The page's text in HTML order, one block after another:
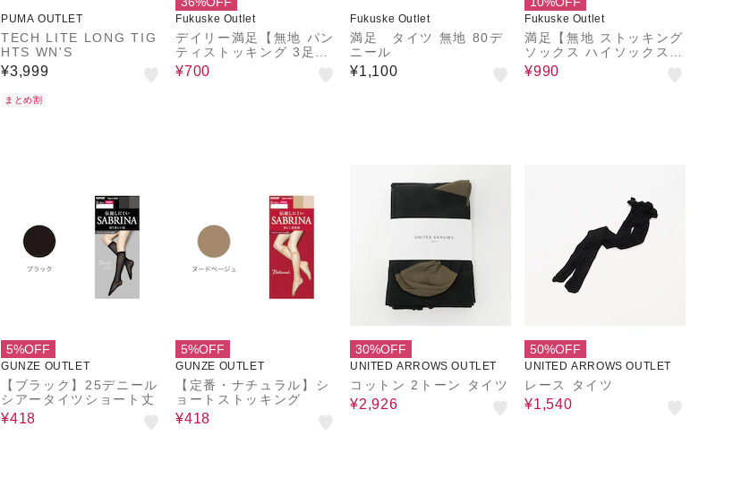
PUMA OUTLET
TECH LITE LONG TIG
HTS WN'S
¥3,999
まとめ割
Fukuske Outlet
デイリー満足【無地 パン
ティストッキング 3足組
SCYゾッキ】
¥700
Fukuske Outlet
満足 タイツ 無地 80デ
ニール
¥1,100
Fukuske Outlet
満足【無地 ストッキング
ソックス ハイソックス丈
消臭加工】
¥990
5%OFF
GUNZE OUTLET
【ブラック】25デニール
シアータイツショート丈
¥418
5%OFF
GUNZE OUTLET
【定番・ナチュラル】シ
ョートストッキング
¥418
30%OFF
UNITED ARROWS OUTLET
コットン 2トーン タイツ
¥2,926
50%OFF
UNITED ARROWS OUTLET
レース タイツ
¥1,540